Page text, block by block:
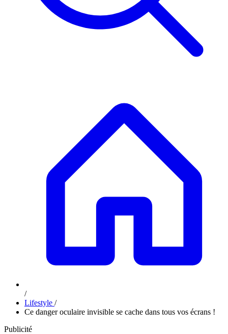
/
Lifestyle /
Ce danger oculaire invisible se cache dans tous vos écrans !
Publicité